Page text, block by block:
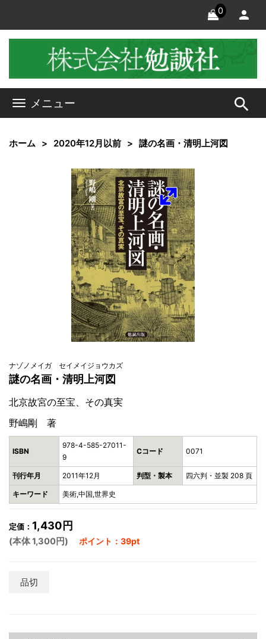
0
メニュー search
ホーム 2020年12月以前 謎の名画・清明上河図
ナゾノメイガ セイメイジョウカズ
謎の名画・清明上河図
北京故宮の至宝、その真実
野嶋剛 著
ISBN
978-4-585-27011-
9
Cコード 0071
刊行年月 2011年12月 判型・製本 四六判・並製 208 頁
キーワード 美術,中国,世界史
定価： 1,430円
(本体 1,300円) ポイント：39pt
品切